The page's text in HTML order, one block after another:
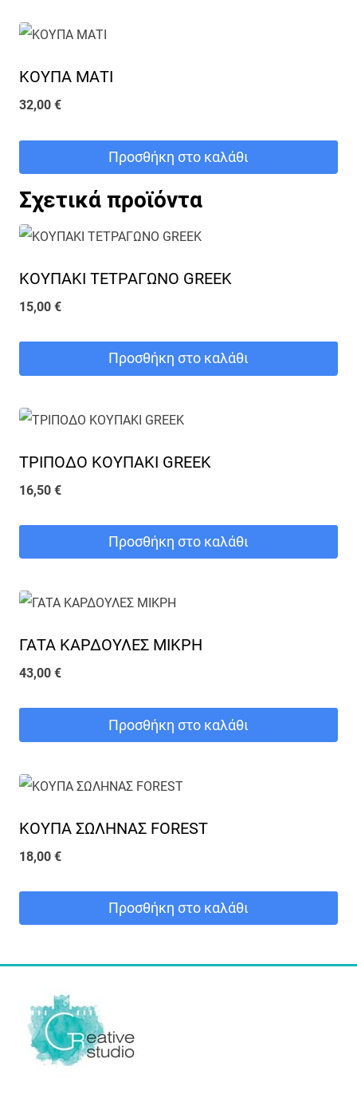
ΚΟΥΠΑ ΜΑΤΙ
32,00 €
Προσθήκη στο καλάθι
Σχετικά προϊόντα
ΚΟΥΠΑΚΙ ΤΕΤΡΑΓΩΝΟ GREEK
15,00 €
Προσθήκη στο καλάθι
ΤΡΙΠΟΔΟ ΚΟΥΠΑΚΙ GREEK
16,50 €
Προσθήκη στο καλάθι
ΓΑΤΑ ΚΑΡΔΟΥΛΕΣ ΜΙΚΡΗ
43,00 €
Προσθήκη στο καλάθι
ΚΟΥΠΑ ΣΩΛΗΝΑΣ FOREST
18,00 €
Προσθήκη στο καλάθι